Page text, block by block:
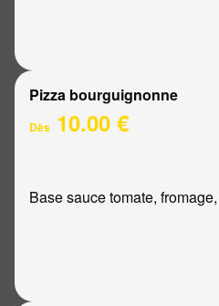
Pizza bourguignonne
Dès 10.00 €
Base sauce tomate,